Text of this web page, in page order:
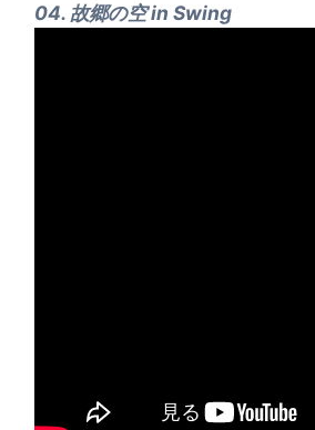
04. 故郷の空 in Swing